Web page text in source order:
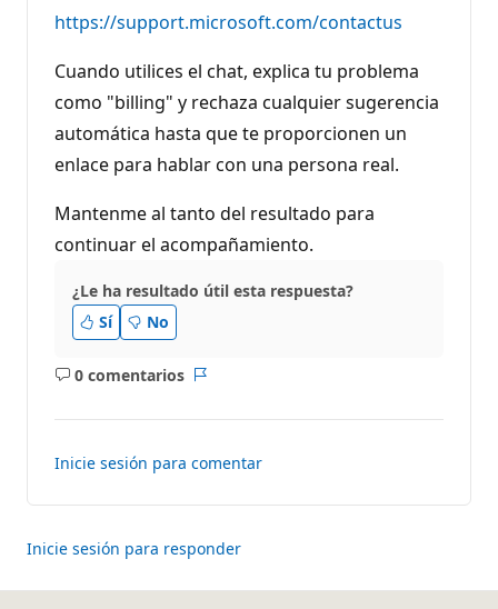
https://support.microsoft.com/contactus
Cuando utilices el chat, explica tu problema
como "billing" y rechaza cualquier sugerencia
automática hasta que te proporcionen un
enlace para hablar con una persona real.
Mantenme al tanto del resultado para
continuar el acompañamiento.
¿Le ha resultado útil esta respuesta?
Sí
No
0 comentarios
No
Inicie sesión para comentar
Inicie sesión para responder